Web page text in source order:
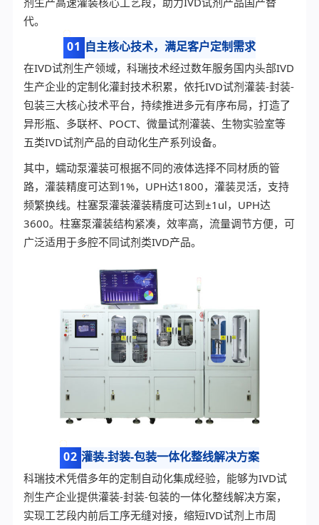
代。
01 自主核心技术，满足客户定制需求
在IVD试剂生产领域，科瑞技术经过数年服务国内头部IVD
生产企业的定制化灌封技术积累，依托IVD试剂灌装-封装-
包装三大核心技术平台，持续推进多元有序布局，打造了
异形瓶、多联杯、POCT、微量试剂灌装、生物实验室等
五类IVD试剂产品的自动化生产系列设备。
其中，蠕动泵灌装可根据不同的液体选择不同材质的管
路，灌装精度可达到1%，UPH达1800，灌装灵活，支持
频繁换线。柱塞泵灌装灌装精度可达到±1ul，UPH达
3600。柱塞泵灌装结构紧凑，效率高，流量调节方便，可
广泛适用于多腔不同试剂类IVD产品。
02 灌装-封装-包装一体化整线解决方案
科瑞技术凭借多年的定制自动化集成经验，能够为IVD试
剂生产企业提供灌装-封装-包装的一体化整线解决方案，
实现工艺段内前后工序无缝对接，缩短IVD试剂上市周